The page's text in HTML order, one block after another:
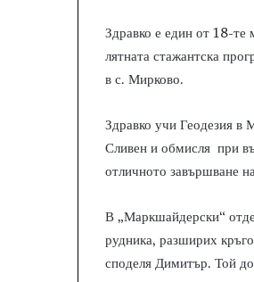
Здравко е един от 18-те
лятната стажантска
в с. Мирково.
Здравко учи Геодезия
Сливен и обмисля при
отличното завършване
В „Маркшайдерски“
рудника, разширих
споделя Димитър. Той